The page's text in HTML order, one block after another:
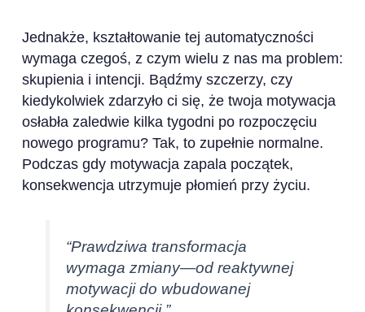
Jednakże, kształtowanie tej automatyczności
wymaga czegoś, z czym wielu z nas ma problem:
skupienia i intencji. Bądźmy szczerzy, czy
kiedykolwiek zdarzyło ci się, że twoja motywacja
osłabła zaledwie kilka tygodni po rozpoczęciu
nowego programu? Tak, to zupełnie normalne.
Podczas gdy motywacja zapala początek,
konsekwencja utrzymuje płomień przy życiu.
“Prawdziwa transformacja
wymaga zmiany—od reaktywnej
motywacji do wbudowanej